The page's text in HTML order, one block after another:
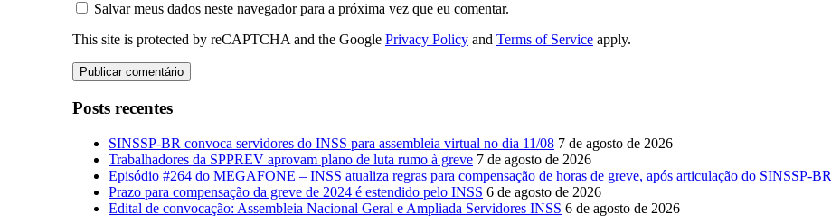
Salvar meus dados neste navegador para a próxima vez que eu comentar.
This site is protected by reCAPTCHA and the Google Privacy Policy and Terms of Service apply.
Posts recentes
SINSSP-BR convoca servidores do INSS para assembleia virtual no dia 11/08 7 de agosto de 2026
Trabalhadores da SPPREV aprovam plano de luta rumo à greve 7 de agosto de 2026
Episódio #264 do MEGAFONE – INSS atualiza regras para compensação de horas de greve, após articulação do SINSSP-BR
Prazo para compensação da greve de 2024 é estendido pelo INSS 6 de agosto de 2026
Edital de convocação: Assembleia Nacional Geral e Ampliada Servidores INSS 6 de agosto de 2026